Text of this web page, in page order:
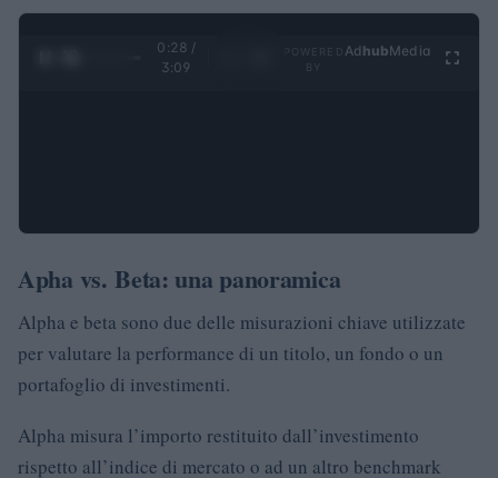
0:29 /
3:09
Ad hubMedia
Apha vs. Beta: una panoramica
Alpha e beta sono due delle misurazioni chiave utilizzate
per valutare la performance di un titolo, un fondo o un
portafoglio di investimenti.
Alpha misura l’importo restituito dall’investimento
rispetto all’indice di mercato o ad un altro benchmark